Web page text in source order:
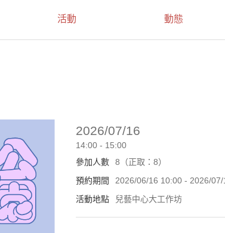
活動 動態
2026/07/16
14:00 - 15:00
參加人數
8（正取：8）
預約期間
2026/06/16 10:00 - 2026/
活動地點
兒藝中心大工作坊